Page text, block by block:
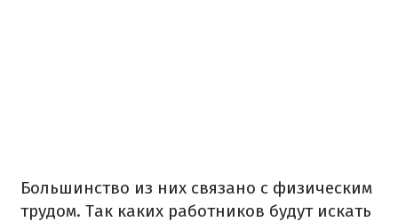
Большинство из них связано с физическим
трудом. Так каких работников будут искать